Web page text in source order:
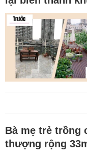
Bà mẹ trẻ trồng
thượng rộng